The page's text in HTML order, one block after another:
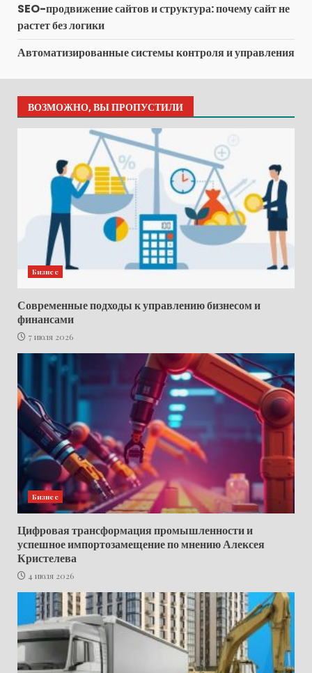
SEO-продвижение сайтов и структура: почему сайт не
растет без логики
Автоматизированные системы контроля и управления
ВОЗМОЖНО, ВЫ ПРОПУСТИЛИ
Бизнес
Современные подходы к управлению бизнесом и
финансами
7 июля 2026
Бизнес
Цифровая трансформация промышленности и
успешное импортозамещение по мнению Алексея
Кристелева
4 июля 2026